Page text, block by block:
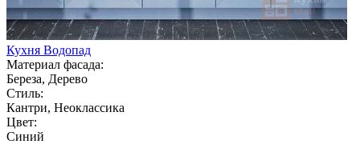
Кухня Водопад
Материал фасада:
Береза, Дерево
Стиль:
Кантри, Неоклассика
Цвет:
Синий